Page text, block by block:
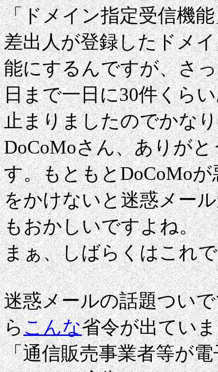
「ドメイン指定受信機
差出人が登録したドメ
能にするんですが、さ
日まで一日に30件くら
止まりましたのでかな
DoCoMoさん、ありが
す。もともとDoCoMo
をかけないと迷惑メー
もおかしいですよね。
まぁ、しばらくはこれ
迷惑メールの話題つい
らこんな省令が出てい
「通信販売事業者等が